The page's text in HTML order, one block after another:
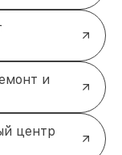
и
центр